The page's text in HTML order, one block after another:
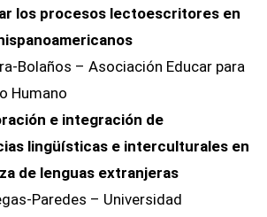
los procesos lectoescritores en
Bolaños – Asociación Educar para
Humano
e integración de
lingüísticas e interculturales en
de lenguas extranjeras
Paredes – Universidad